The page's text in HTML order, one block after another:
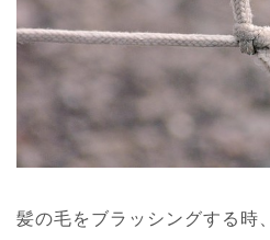
髪の毛をブラッシングする時、